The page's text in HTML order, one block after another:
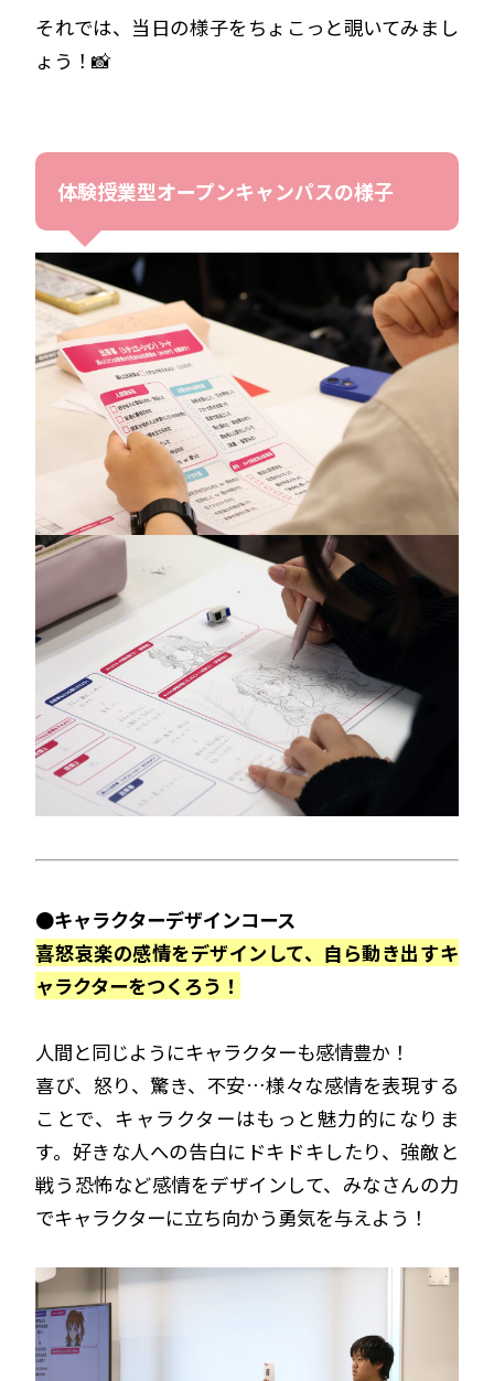
それでは、当日の様子をちょこっと覗いてみまし
ょう！📸
体験授業型オープンキャンパスの様子
●キャラクターデザインコース
喜怒哀楽の感情をデザインして、自ら動き出すキ
ャラクターをつくろう！
人間と同じようにキャラクターも感情豊か！
喜び、怒り、驚き、不安…様々な感情を表現する
ことで、キャラクターはもっと魅力的になりま
す。好きな人への告白にドキドキしたり、強敵と
戦う恐怖など感情をデザインして、みなさんの力
でキャラクターに立ち向かう勇気を与えよう！